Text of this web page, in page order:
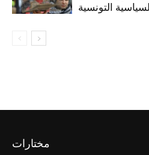
التونسية
مختارات